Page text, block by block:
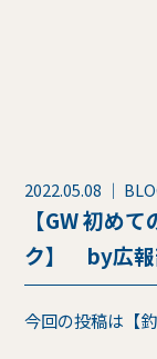
2022.05.08 ｜
【GW 初め
ク】 by広
今回の投稿は【